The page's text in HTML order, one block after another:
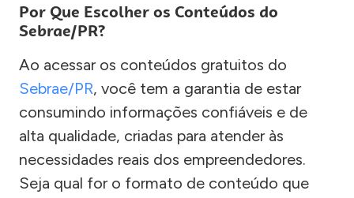
Por Que Escolher os Conteúdos do
Sebrae/PR?
Ao acessar os conteúdos gratuitos do
Sebrae/PR, você tem a garantia de estar
consumindo informações confiáveis e de
alta qualidade, criadas para atender às
necessidades reais dos empreendedores.
Seja qual for o formato de conteúdo que